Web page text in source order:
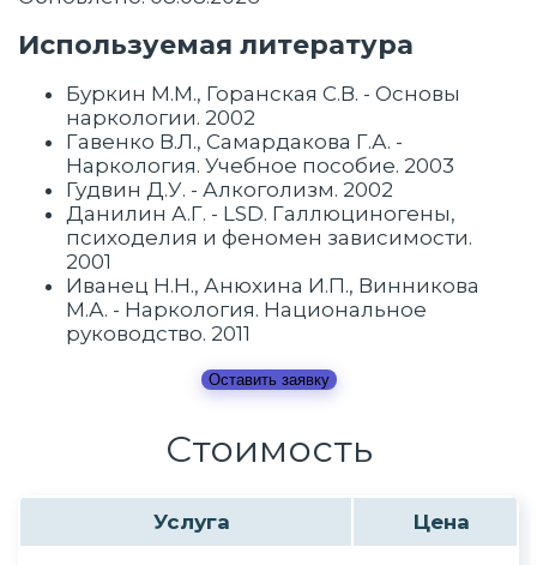
Используемая литература
Буркин М.М., Горанская С.В. - Основы
наркологии. 2002
Гавенко В.Л., Самардакова Г.А. -
Наркология. Учебное пособие. 2003
Гудвин Д.У. - Алкоголизм. 2002
Данилин А.Г. - LSD. Галлюциногены,
психоделия и феномен зависимости.
2001
Иванец Н.Н., Анюхина И.П., Винникова
М.А. - Наркология. Национальное
руководство. 2011
Оставить заявку
Стоимость
Услуга Цена